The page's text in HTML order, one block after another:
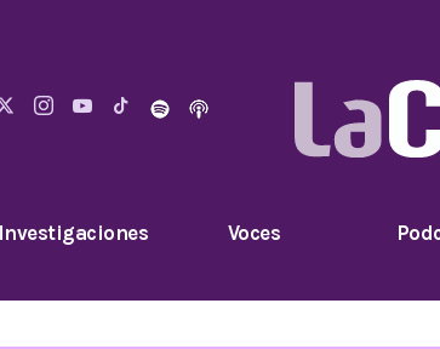
Investigaciones Voces